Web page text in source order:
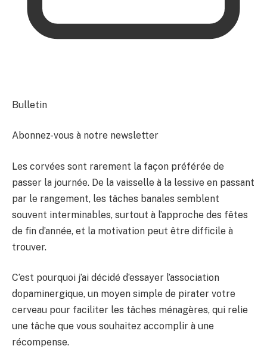
Bulletin
Abonnez-vous à notre newsletter
Les corvées sont rarement la façon préférée de
passer la journée. De la vaisselle à la lessive en passant
par le rangement, les tâches banales semblent
souvent interminables, surtout à l’approche des fêtes
de fin d’année, et la motivation peut être difficile à
trouver.
C’est pourquoi j’ai décidé d’essayer l’association
dopaminergique, un moyen simple de pirater votre
cerveau pour faciliter les tâches ménagères, qui relie
une tâche que vous souhaitez accomplir à une
récompense.